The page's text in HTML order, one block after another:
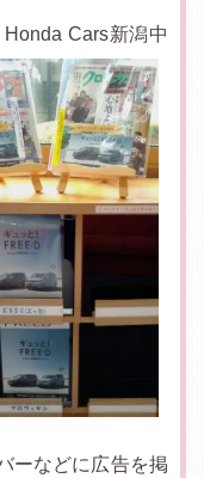
Cars新潟中
ーなどに広告を掲